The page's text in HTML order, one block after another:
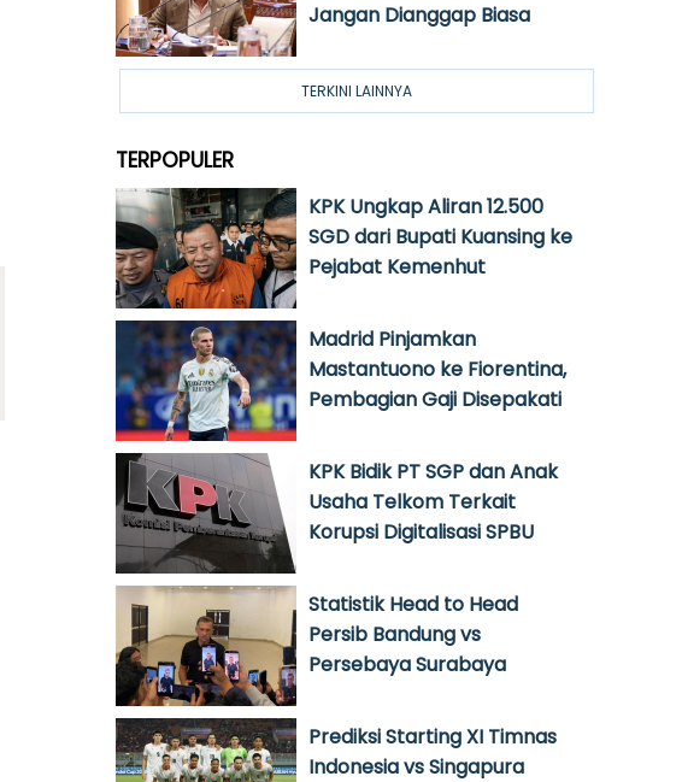
Jangan Dianggap Biasa
TERKINI LAINNYA
TERPOPULER
KPK Ungkap Aliran 12.500
SGD dari Bupati Kuansing ke
Pejabat Kemenhut
Madrid Pinjamkan
Mastantuono ke Fiorentina,
Pembagian Gaji Disepakati
KPK Bidik PT SGP dan Anak
Usaha Telkom Terkait
Korupsi Digitalisasi SPBU
Statistik Head to Head
Persib Bandung vs
Persebaya Surabaya
Prediksi Starting XI Timnas
Indonesia vs Singapura